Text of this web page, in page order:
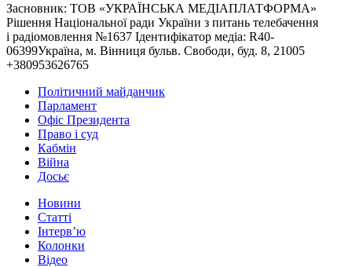
Засновник: ТОВ «УКРАЇНСЬКА МЕДІАПЛАТФОРМА»
Рішення Національної ради України з питань телебачення
і радіомовлення №1637 Ідентифікатор медіа: R40-
06399Україна, м. Вінниця бульв. Свободи, буд. 8, 21005
+380953626765
Політичний майданчик
Парламент
Офіс Президента
Право і суд
Кабмін
Війна
Досьє
Новини
Статті
Інтерв’ю
Колонки
Відео